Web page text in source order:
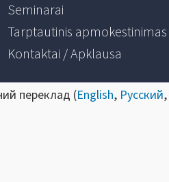
Seminarai
Tarptautinis apmokestinimas
Kontaktai / Apklausa
переклад (English, Русский,